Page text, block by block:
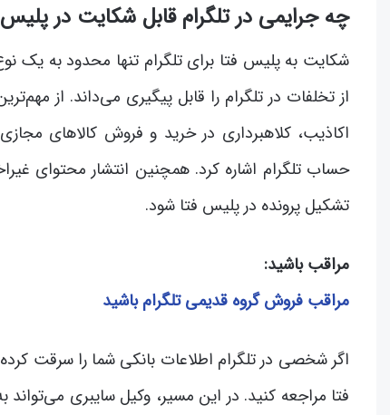
چه جرایمی در تلگرام قابل شکایت در
شکایت به پلیس فتا برای تلگرام تنها محدود به یک
از تخلفات در تلگرام را قابل پیگیری می‌داند. از
اکاذیب، کلاهبرداری در خرید و فروش کالاهای
حساب تلگرام اشاره کرد. همچنین انتشار محتوای
تشکیل پرونده در پلیس فتا شود.
مراقب باشید:
مراقب فروش گروه قدیمی تلگرام باشید
اگر شخصی در تلگرام اطلاعات بانکی شما را سرقت
فتا مراجعه کنید. در این مسیر، وکیل سایبری